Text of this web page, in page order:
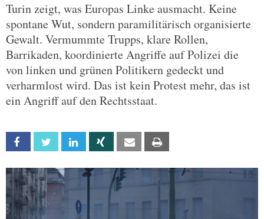
Turin zeigt, was Europas Linke ausmacht. Keine
spontane Wut, sondern paramilitärisch organisierte
Gewalt. Vermummte Trupps, klare Rollen,
Barrikaden, koordinierte Angriffe auf Polizei die
von linken und grünen Politikern gedeckt und
verharmlost wird. Das ist kein Protest mehr, das ist
ein Angriff auf den Rechtsstaat.
Facebook Twitter Linkedin Xing Email